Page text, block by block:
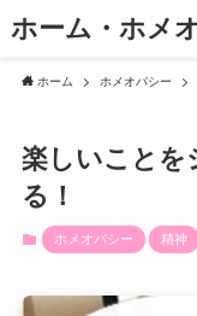
ホーム・ホメ
ホーム ホメオパシー
楽しいことを
る！
ホメオパシー 精神